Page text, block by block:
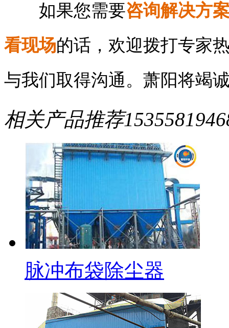
如果您需要咨询解决方
看现场的话，欢迎拨打专家
与我们取得沟通。萧阳将竭
相关产品推荐
脉冲布袋除尘器